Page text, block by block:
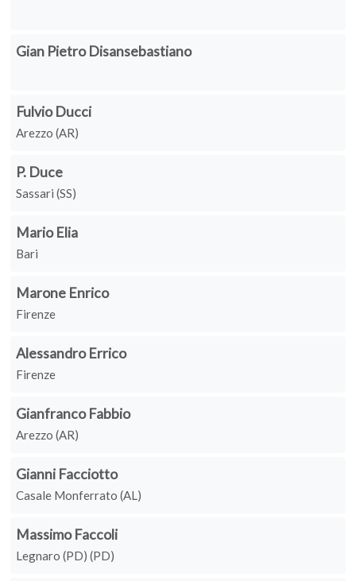
Gian Pietro Disansebastiano
Fulvio Ducci
Arezzo (AR)
P. Duce
Sassari (SS)
Mario Elia
Bari
Marone Enrico
Firenze
Alessandro Errico
Firenze
Gianfranco Fabbio
Arezzo (AR)
Gianni Facciotto
Casale Monferrato (AL)
Massimo Faccoli
Legnaro (PD) (PD)